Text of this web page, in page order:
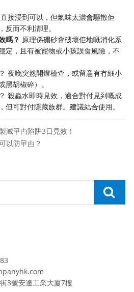
​ 直接浸到可以，但氣味太濃會驅散佢
反而不利清理。
嗎？ ​ 原理係硼砂會破壞佢地嘅消化系
定，且有被寵物或小孩誤食風險，不
夜晚突然開燈檢查，或留意有冇細小
黑胡椒碎）。
殺蟲水即時見效，適合對付見到嘅成
但可對付隱藏族群。建議結合使用。
滅曱甴陷阱3日見效！
以防曱甴？
3號安達工業大廈7樓